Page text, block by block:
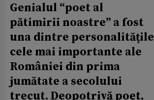
Genialul “poet al
pătimirii noastre” a fost
una dintre personalităţile
cele mai importante ale
României din prima
jumătate a secolului
trecut. Deopotrivă poet,